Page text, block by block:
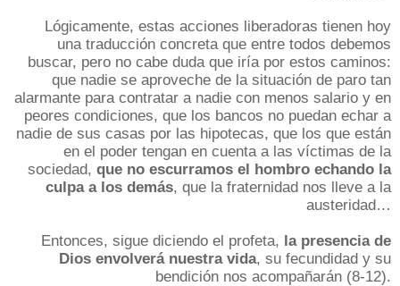
Lógicamente, estas acciones liberadoras tienen hoy
una traducción concreta que entre todos debemos
buscar, pero no cabe duda que iría por estos caminos:
que nadie se aproveche de la situación de paro tan
alarmante para contratar a nadie con menos salario y en
peores condiciones, que los bancos no puedan echar a
nadie de sus casas por las hipotecas, que los que están
en el poder tengan en cuenta a las víctimas de la
sociedad, que no escurramos el hombro echando la
culpa a los demás, que la fraternidad nos lleve a la
austeridad…
Entonces, sigue diciendo el profeta, la presencia de
Dios envolverá nuestra vida, su fecundidad y su
bendición nos acompañarán (8-12).